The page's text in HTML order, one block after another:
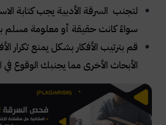
لتجنب السرقة الأدبية يجب كتابة
سواءً كانت حقيقة أو معلومة مسلم
قم بترتيب الأفكار بشكل يمنع تكرار
الأبحاث الأخرى مما يجنبك الوقوع في